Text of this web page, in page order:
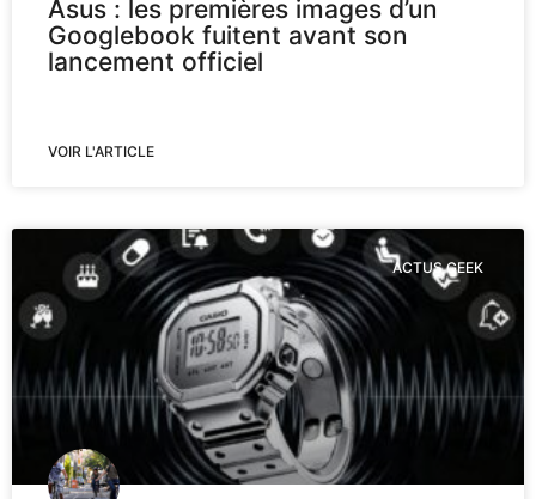
Asus : les premières images d’un
Googlebook fuitent avant son
lancement officiel
VOIR L'ARTICLE
ACTUS GEEK